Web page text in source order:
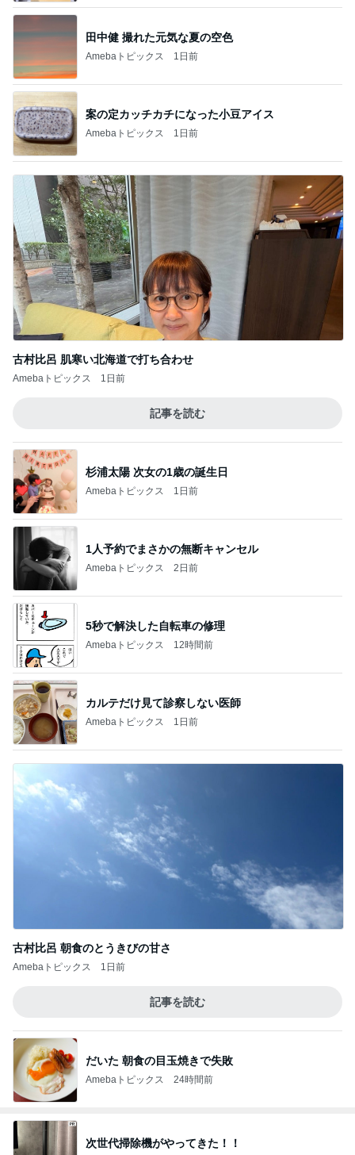
田中健 撮れた元気な夏の空色
Amebaトピックス 1日前
案の定カッチカチになった小豆アイス
Amebaトピックス 1日前
古村比呂 肌寒い北海道で打ち合わせ
Amebaトピックス 1日前
記事を読む
杉浦太陽 次女の1歳の誕生日
Amebaトピックス 1日前
1人予約でまさかの無断キャンセル
Amebaトピックス 2日前
5秒で解決した自転車の修理
Amebaトピックス 12時間前
カルテだけ見て診察しない医師
Amebaトピックス 1日前
古村比呂 朝食のとうきびの甘さ
Amebaトピックス 1日前
記事を読む
だいた 朝食の目玉焼きで失敗
Amebaトピックス 24時間前
次世代掃除機がやってきた！！